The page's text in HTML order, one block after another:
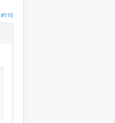
#110